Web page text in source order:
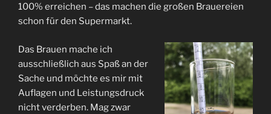
100% erreichen – das machen die großen Brauereien
schon für den Supermarkt.
Das Brauen mache ich
ausschließlich aus Spaß an der
Sache und möchte es mir mit
Auflagen und Leistungsdruck
nicht verderben. Mag zwar